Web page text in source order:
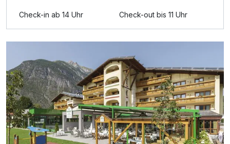
p.P. ab553,00 €
Doppelzimmer Deluxe
2 Erwachsene
Check-in ab 14 Uhr Check-out bis 11 Uhr